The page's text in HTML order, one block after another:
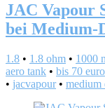
JAC Vapour
bei Medium-
1.8 • 1.8 ohm • 1000
aero tank • bis 70 euro
• jacvapour• medium